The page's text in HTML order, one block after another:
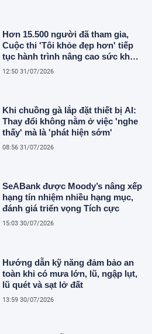
Hơn 15.500 người đã tham gia,
Cuộc thi 'Tôi khỏe đẹp hơn' tiếp
tục hành trình nâng cao sức khỏe
người Việt
12:50 31/07/2026
Khi chuồng gà lắp đặt thiết bị AI:
Thay đổi không nằm ở việc 'nghe
thấy' mà là 'phát hiện sớm'
08:56 31/07/2026
SeABank được Moody’s nâng xếp
hạng tín nhiệm nhiều hạng mục,
đánh giá triển vọng Tích cực
15:03 30/07/2026
Hướng dẫn kỹ năng đảm bảo an
toàn khi có mưa lớn, lũ, ngập lụt,
lũ quét và sạt lở đất
13:59 30/07/2026